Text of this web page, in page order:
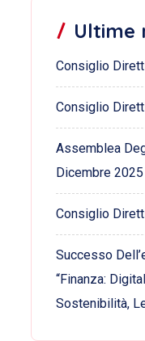
Ultime
Consiglio
Consiglio
Assemblea
Dicembre 2025
Consiglio
Successo
“Finanza:
Sostenibilità,